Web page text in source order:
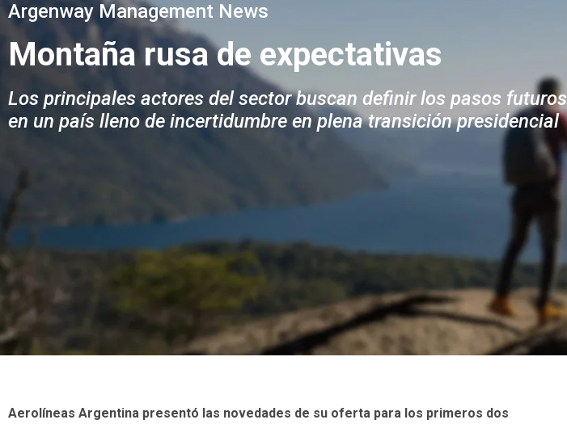
Argenway Management News
Montaña rusa de expectativas
Los principales actores del sector buscan definir los pasos futuros
en un país lleno de incertidumbre en plena transición presidencial
Aerolíneas Argentina presentó las novedades de su oferta para los primeros dos